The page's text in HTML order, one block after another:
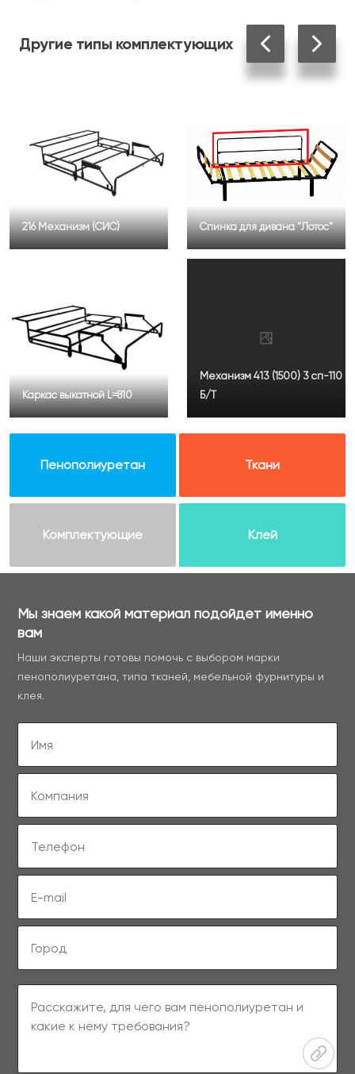
Другие типы комплектующих
216 Механизм (СИС)
Каркас выкатной L=810
Спинка для дивана "Лотос"
Механизм 413 (1500) 3 сп-110
Б/Т
Пенополиуретан Ткани
Комплектующие Клей
Мы знаем какой материал подойдет именно
вам
Наши эксперты готовы помочь с выбором марки
пенополиуретана, типа тканей, мебельной фурнитуры и
клея.